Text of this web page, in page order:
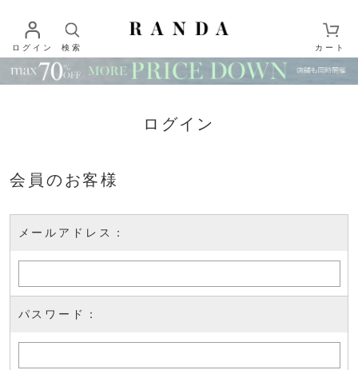
ログイン 検索 カート
ログイン
会員のお客様
メールアドレス：
パスワード：